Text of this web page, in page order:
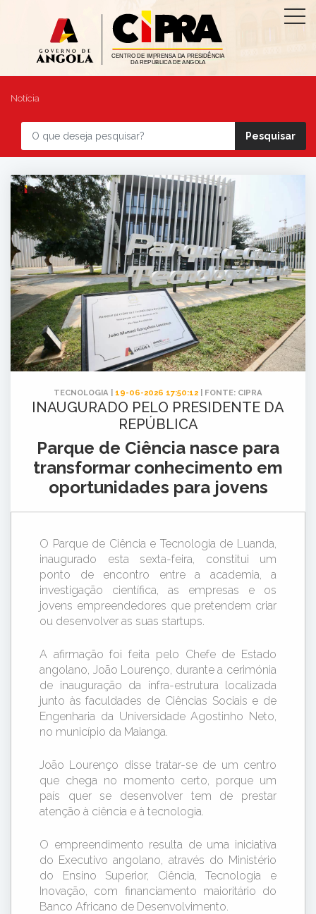
Notícia
TECNOLOGIA | 19-06-2026 17:50:12 | FONTE: CIPRA
INAUGURADO PELO PRESIDENTE DA
REPÚBLICA
Parque de Ciência nasce para
transformar conhecimento em
oportunidades para jovens
O Parque de Ciência e Tecnologia de Luanda,
inaugurado esta sexta-feira, constitui um
ponto de encontro entre a academia, a
investigação científica, as empresas e os
jovens empreendedores que pretendem criar
ou desenvolver as suas startups.
A afirmação foi feita pelo Chefe de Estado
angolano, João Lourenço, durante a cerimónia
de inauguração da infra-estrutura localizada
junto às faculdades de Ciências Sociais e de
Engenharia da Universidade Agostinho Neto,
no município da Maianga.
João Lourenço disse tratar-se de um centro
que chega no momento certo, porque um
país quer se desenvolver tem de prestar
atenção à ciência e à tecnologia.
O empreendimento resulta de uma iniciativa
do Executivo angolano, através do Ministério
do Ensino Superior, Ciência, Tecnologia e
Inovação, com financiamento maioritário do
Banco Africano de Desenvolvimento.